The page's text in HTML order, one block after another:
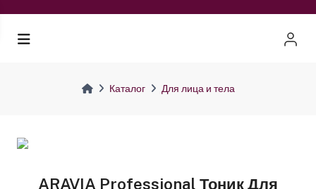
Каталог Для лица и тела
ARAVIA Professional Тоник Для